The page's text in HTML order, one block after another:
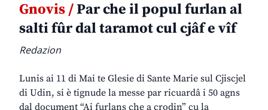
Gnovis /Par che il popul furlan al
salti fûr dal taramot cul cjâf e vîf
Redazion
Lunis ai 11 di Mai te Glesie di Sante Marie sul Cjiscjel
di Udin, si è tignude la messe par ricuardâ i 50 agns
dal document “Ai furlans che a crodin” cu la